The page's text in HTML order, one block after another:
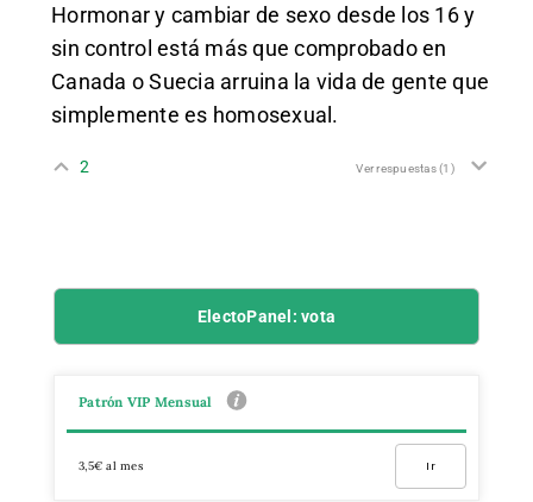
Hormonar y cambiar de sexo desde los 16 y
sin control está más que comprobado en
Canada o Suecia arruina la vida de gente que
simplemente es homosexual.
2 Ver respuestas(1)
ElectoPanel: vota
Patrón VIP Mensual
3,5€ al mes Ir